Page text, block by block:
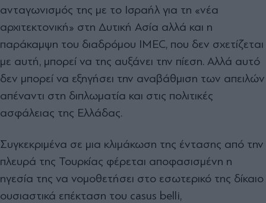
ανταγωνισµός της µε το Ισραήλ για τη «νέα
αρχιτεκτονική» στη ∆υτική Ασία αλλά και η
παράκαµψη του διαδρόµου IMEC, που δεν σχετίζεται
µε αυτή, µπορεί να της αυξάνει την πίεση. Αλλά αυτό
δεν µπορεί να εξηγήσει την αναβάθµιση των απειλών
απέναντι στη διπλωµατία και στις πολιτικές
ασφάλειας της Ελλάδας.
Συγκεκριµένα σε µια κλιµάκωση της έντασης από την
πλευρά της Τουρκίας φέρεται αποφασισµένη η
ηγεσία της να νοµοθετήσει στο εσωτερικό της δίκαιο
ουσιαστικά επέκταση του casus belli,